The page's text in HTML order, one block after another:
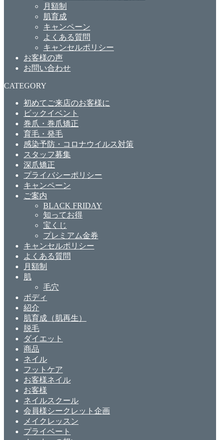
月額制
肌育成
キャンペーン
よくある質問
キャンセルポリシー
お客様の声
お問い合わせ
CATEGORY
初めてご来店のお客様に
ビックイベント
巻爪・巻爪矯正
育毛・発毛
感染予防・コロナウイルス対策
スタッフ募集
深爪矯正
プライバシーポリシー
キャンペーン
ご案内
BLACK FRIDAY
知ってお得
宝くじ
プレミアム金券
キャンセルポリシー
よくある質問
月額制
肌
毛穴
ボディ
紹介
肌育成（肌再生）
脱毛
ダイエット
商品
ネイル
フットケア
お客様ネイル
お客様
ネイルスクール
会員様シークレット企画
メイクレッスン
プライベート